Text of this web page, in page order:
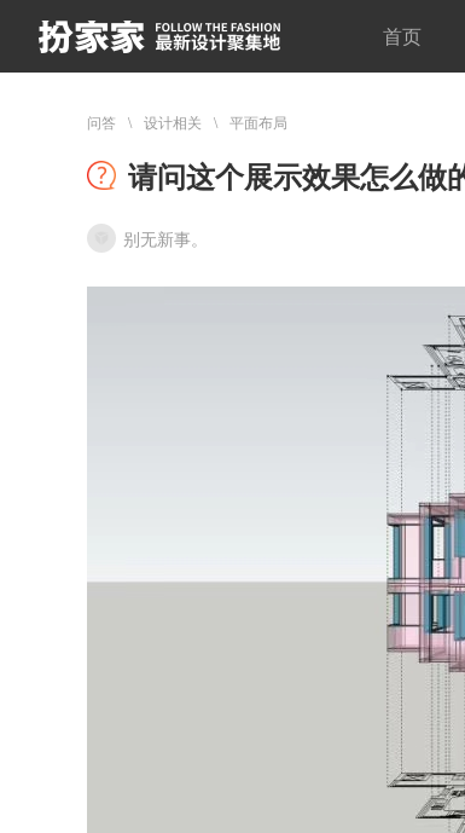
首页
问答 设计相关 平面布局
请问这个展示效果怎么做
别无新事。